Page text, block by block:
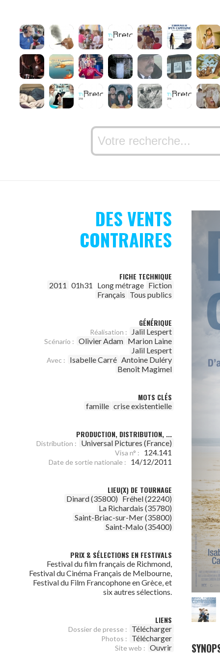
DES VENTS
CONTRAIRES
FICHE TECHNIQUE
2011 01h31 Long métrage Fiction
Français Tous publics
GÉNÉRIQUE
Réalisation : Jalil Lespert
Scénario : Olivier Adam Marion Laine
Jalil Lespert
Avec : Isabelle Carré Antoine Duléry
Benoît Magimel
MOTS CLÉS
famille crise existentielle
PRODUCTION, DISTRIBUTION, ...
Distribution : Universal Pictures (France)
Visa n° : 124.141
Date de sortie nationale : 14/12/2011
LIEU(X) DE TOURNAGE
Dinard (35800) Fréhel (22240)
La Richardais (35780)
Saint-Briac-sur-Mer (35800)
Saint-Malo (35400)
PRIX & SÉLECTIONS EN FESTIVALS
Festival du film français de Richmond,
Festival du Cinéma Français de Melbourne,
Festival du Film Francophone en Grèce, et
six autres sélections.
LIENS
Dossier de presse : Télécharger
Photos : Télécharger
Site web : Ouvrir